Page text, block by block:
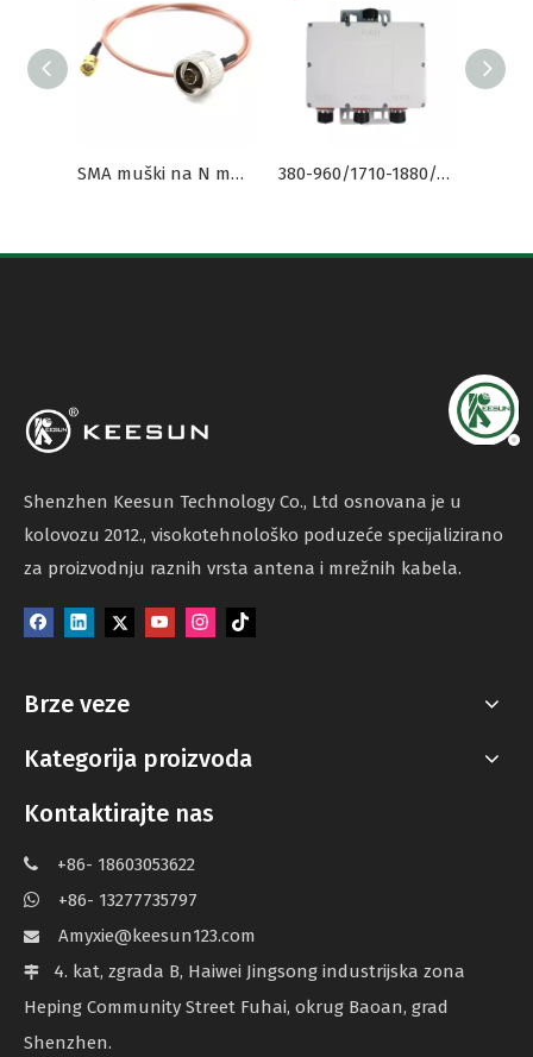
SMA muški na N muški s koaksijalnim kabelom RG178 s malim gubicima 380-960/1710-1880/1920-2170 MHz tropojasni kombinirač
Shenzhen Keesun Technology Co., Ltd osnovana je u
kolovozu 2012., visokotehnološko poduzeće specijalizirano
za proizvodnju raznih vrsta antena i mrežnih kabela.
Brze veze
Kategorija proizvoda
Kontaktirajte nas
 +86- 18603053622
 +86- 13277735797
 Amyxie@keesun123.com

4. kat, zgrada B, Haiwei Jingsong industrijska zona
Heping Community Street Fuhai, okrug Baoan, grad
Shenzhen.